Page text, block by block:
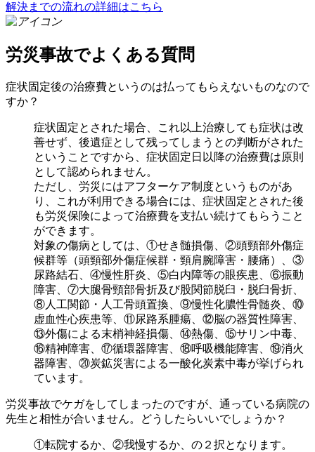
解決までの流れの詳細はこちら
労災事故でよくある質問
症状固定後の治療費というのは払ってもらえないものなので
すか？
症状固定とされた場合、これ以上治療しても症状は改
善せず、後遺症として残ってしまうとの判断がされた
ということですから、症状固定日以降の治療費は原則
として認められません。
ただし、労災にはアフターケア制度というものがあ
り、これが利用できる場合には、症状固定とされた後
も労災保険によって治療費を支払い続けてもらうこと
ができます。
対象の傷病としては、①せき髄損傷、②頭頸部外傷症
候群等（頭頸部外傷症候群・頸肩腕障害・腰痛）、③
尿路結石、④慢性肝炎、⑤白内障等の眼疾患、⑥振動
障害、⑦大腿骨頸部骨折及び股関節脱臼・脱臼骨折、
⑧人工関節・人工骨頭置換、⑨慢性化膿性骨髄炎、⑩
虚血性心疾患等、⑪尿路系腫瘍、⑫脳の器質性障害、
⑬外傷による末梢神経損傷、⑭熱傷、⑮サリン中毒、
⑯精神障害、⑰循環器障害、⑱呼吸機能障害、⑲消火
器障害、⑳炭鉱災害による一酸化炭素中毒が挙げられ
ています。
労災事故でケガをしてしまったのですが、通っている病院の
先生と相性が合いません。どうしたらいいでしょうか？
①転院するか、②我慢するか、の２択となります。